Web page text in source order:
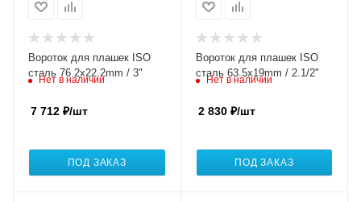
Вороток для плашек ISO
сталь 76.2x22.2mm / 3"
Нет в наличии
7 712 ₽/шт
ПОД ЗАКАЗ
Вороток для плашек ISO
сталь 63.5x19mm / 2.1/2"
Нет в наличии
2 830₽/шт
ПОД ЗАКАЗ